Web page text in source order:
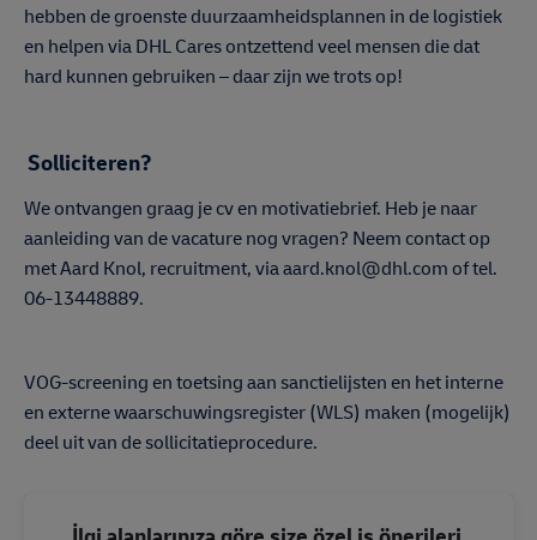
hebben de groenste duurzaamheidsplannen in de logistiek
en helpen via DHL Cares ontzettend veel mensen die dat
hard kunnen gebruiken – daar zijn we trots op!
Solliciteren?
We ontvangen graag je cv en motivatiebrief. Heb je naar
aanleiding van de vacature nog vragen? Neem contact op
met Aard Knol, recruitment, via aard.knol@dhl.com of tel.
06-13448889.
VOG-screening en toetsing aan sanctielijsten en het interne
en externe waarschuwingsregister (WLS) maken (mogelijk)
deel uit van de sollicitatieprocedure.